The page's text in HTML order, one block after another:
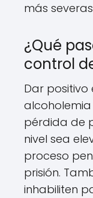
más
¿Qué
control
Dar positivo
pérdida de
nivel sea
proceso
prisión.
inhabiliten